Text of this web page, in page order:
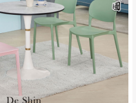
以下：
元
A108產品另收運費
霄山區、西湖、泰
安鄉、大湖鄉、頭
屋、獅潭鄉
天數：5~14天
貨日當天以電話聯絡確認
取兩聯式發票，發票將於商品
另行寄出，另外約加上2~7個
國定假日將順延寄送。